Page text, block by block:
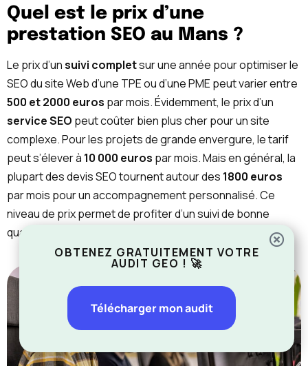
Quel est le prix d’une
prestation SEO au Mans ?
Le prix d’unsuivi completsur une année pour optimiser le
SEO du site Web d’une TPE ou d’une PME peut varier entre
500 et 2000 euros par mois. Évidemment, le prix d’un
service SEO peut coûter bien plus cher pour un site
complexe. Pour les projets de grande envergure, le tarif
peut s’élever à 10 000 euros par mois. Mais en général, la
plupart des devis SEO tournent autour des 1800 euros
par mois pour un accompagnement personnalisé. Ce
niveau de prix permet de profiter d’un suivi de bonne
qualité.
OBTENEZ GRATUITEMENT VOTRE
AUDIT GEO ! 🚀
Télécharger mon audit